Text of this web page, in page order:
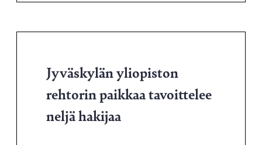
Jyväskylän yliopiston
rehtorin paikkaa tavoittelee
neljä hakijaa